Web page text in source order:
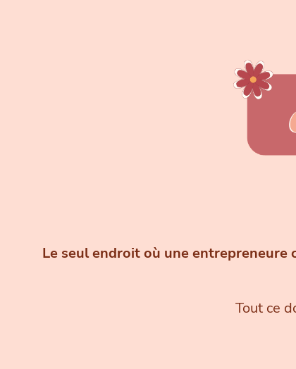
Le seul endroit où une entrepreneure
Tout ce